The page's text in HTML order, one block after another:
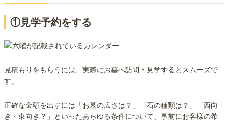
①見学予約をする
見積もりをもらうには、実際にお墓へ訪問・見学するとスムーズで
す。
正確な金額を出すには「お墓の広さは？」「石の種類は？」「西向
き・東向き？」といったあらゆる条件について、事前にお客様の希